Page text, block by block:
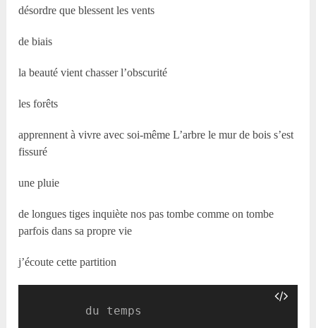
désordre que blessent les vents
de biais
la beauté vient chasser l’obscurité
les forêts
apprennent à vivre avec soi-même L’arbre le mur de bois s’est
fissuré
une pluie
de longues tiges inquiète nos pas tombe comme on tombe
parfois dans sa propre vie
j’écoute cette partition